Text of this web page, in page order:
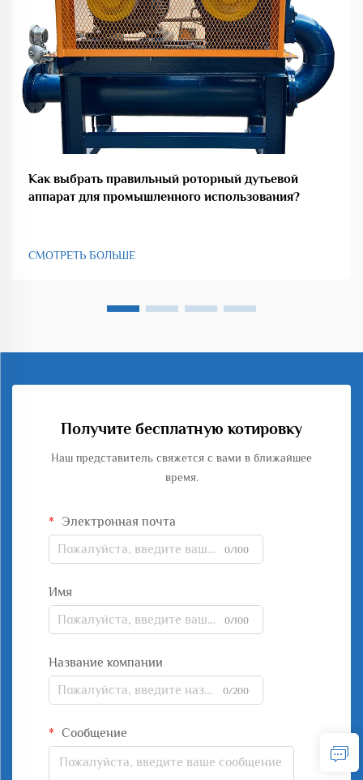
Как выбрать правильный роторный дутьевой
аппарат для промышленного использования?
СМОТРЕТЬ БОЛЬШЕ
Получите бесплатную котировку
Наш представитель свяжется с вами в ближайшее
время.
Электронная почта
0/100
Имя
0/100
Название компании
0/200
Сообщение